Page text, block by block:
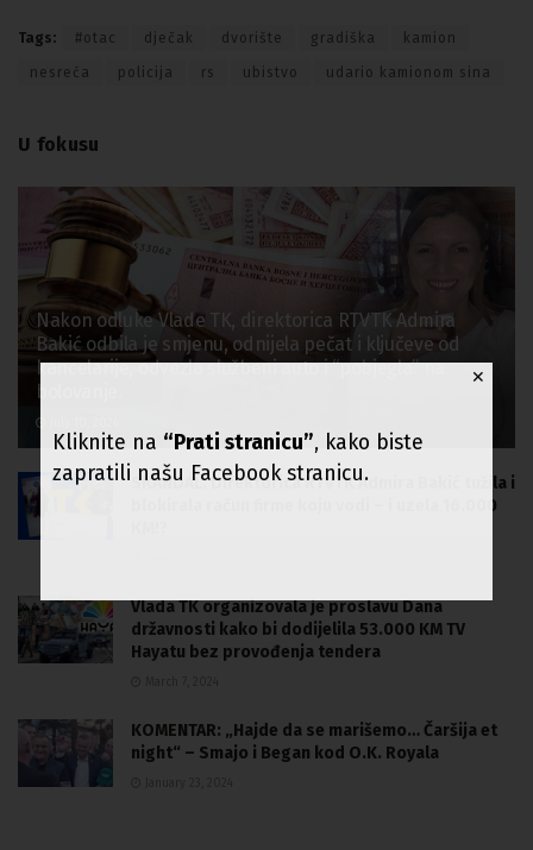
Tags: #otac dječak dvorište gradiška kamion
nesreća policija rs ubistvo udario kamionom sina
U fokusu
Nakon odluke Vlade TK, direktorica RTVTK Admira
Bakić odbila je smjenu, odnijela pečat i ključeve od
kancelarije, odvezla službeni auto i “pobjegla” na
bolovanje.
SKANDAL: Direktorica RTVTK Admira Bakić tužila i
blokirala račun firme koju vodi – i uzela 16.000
Vlada TK organizovala je proslavu Dana
državnosti kako bi dodijelila 53.000 KM TV
Hayatu bez provođenja tendera
KOMENTAR: „Hajde da se marišemo… Čaršija et
night“ – Smajo i Began kod O.K. Royala
✕
Kliknite na “Prati stranicu”, kako biste
zapratili našu Facebook stranicu.